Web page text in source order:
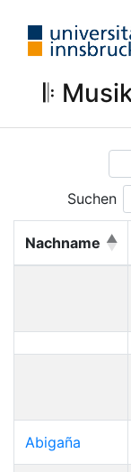
𝄆 Musik
Suchen
Nachname
Abigaña